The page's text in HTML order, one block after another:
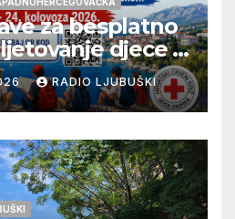
za besplatno
djece u
RADIO LJUBUŠKI